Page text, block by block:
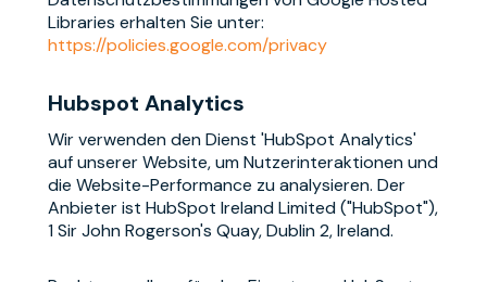
Libraries erhalten Sie unter:
https://policies.google.com/privacy
Hubspot Analytics
Wir verwenden den Dienst 'HubSpot Analytics'
auf unserer Website, um Nutzerinteraktionen und
die Website-Performance zu analysieren. Der
Anbieter ist HubSpot Ireland Limited ("HubSpot"),
1 Sir John Rogerson's Quay, Dublin 2, Ireland.